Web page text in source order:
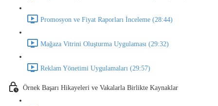
Promosyon ve Fiyat Raporları İnceleme (28:44)
Mağaza Vitrini Oluşturma Uygulaması (29:32)
Reklam Yönetimi Uygulamaları (29:57)
Örnek Başarı Hikayeleri ve Vakalarla Birlikte Kaynaklar